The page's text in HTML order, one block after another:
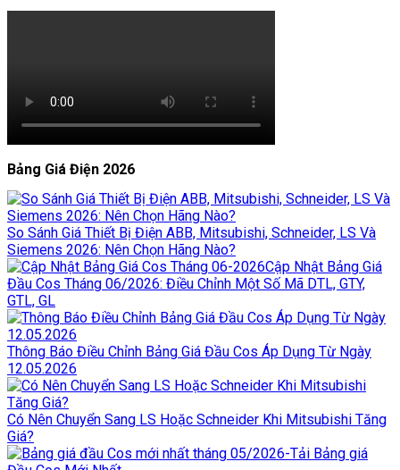
Bảng Giá Điện 2026
So Sánh Giá Thiết Bị Điện ABB, Mitsubishi, Schneider, LS Và
Siemens 2026: Nên Chọn Hãng Nào?
Cập Nhật Bảng Giá
Đầu Cos Tháng 06/2026: Điều Chỉnh Một Số Mã DTL, GTY,
GTL, GL
Thông Báo Điều Chỉnh Bảng Giá Đầu Cos Áp Dụng Từ Ngày
12.05.2026
Có Nên Chuyển Sang LS Hoặc Schneider Khi Mitsubishi Tăng
Giá?